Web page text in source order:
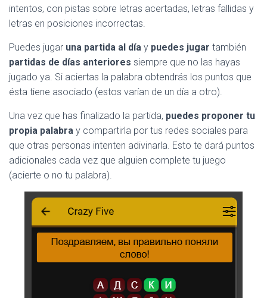
C
N
intentos, con pistas sobre letras acertadas, letras fallidas y
letras en posiciones incorrectas.
Puedes jugar una partida al día y puedes jugar también
partidas de días anteriores siempre que no las hayas
jugado ya. Si aciertas la palabra obtendrás los puntos que
ésta tiene asociado (estos varían de un día a otro).
Una vez que has finalizado la partida, puedes proponer tu
propia palabra y compartirla por tus redes sociales para
que otras personas intenten adivinarla. Esto te dará puntos
adicionales cada vez que alguien complete tu juego
(acierte o no tu palabra).